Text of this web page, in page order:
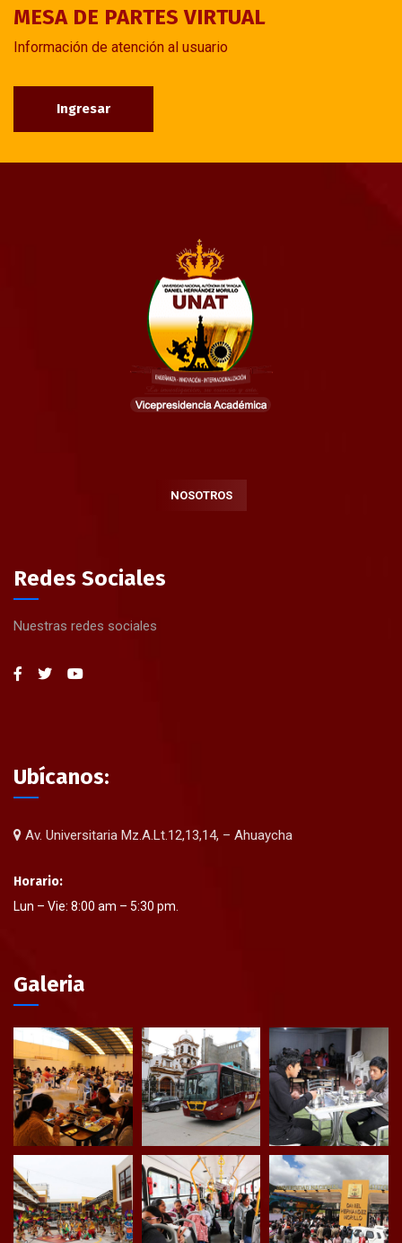
MESA DE PARTES VIRTUAL
Información de atención al usuario
Ingresar
NOSOTROS
Redes Sociales
Nuestras redes sociales
Ubícanos:
Av. Universitaria Mz.A.Lt.12,13,14, – Ahuaycha
Horario:
Lun – Vie: 8:00 am – 5:30 pm.
Galeria